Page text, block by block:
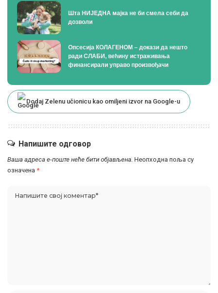
Шта НИЈЕДНА мајка не би смела себи да
дозволи
Опсесија КОЛАГЕНОМ – докази да нешто
ради СЛАБИ, већину истраживања
финансирали управо произвођачи
Dodaj Zelenu učionicu kao omiljeni izvor na Google-u
Напишите одговор
Ваша адреса е-поште неће бити објављена. Неопходна поља су
означена *